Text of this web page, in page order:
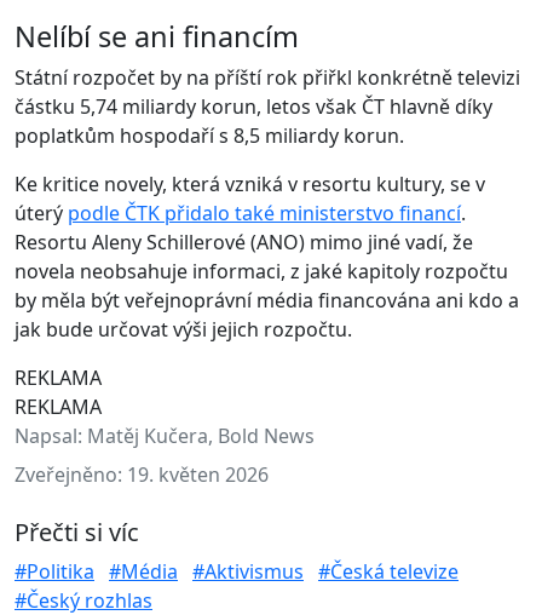
Nelíbí se ani financím
Státní rozpočet by na příští rok přiřkl konkrétně televizi
částku 5,74 miliardy korun, letos však ČT hlavně díky
poplatkům hospodaří s 8,5 miliardy korun.
Ke kritice novely, která vzniká v resortu kultury, se v
úterý podle ČTK přidalo také ministerstvo financí.
Resortu Aleny Schillerové (ANO) mimo jiné vadí, že
novela neobsahuje informaci, z jaké kapitoly rozpočtu
by měla být veřejnoprávní média financována ani kdo a
jak bude určovat výši jejich rozpočtu.
REKLAMA
REKLAMA
Napsal: Matěj Kučera, Bold News
Zveřejněno: 19. květen 2026
Přečti si víc
#Politika #Média #Aktivismus #Česká televize
#Český rozhlas